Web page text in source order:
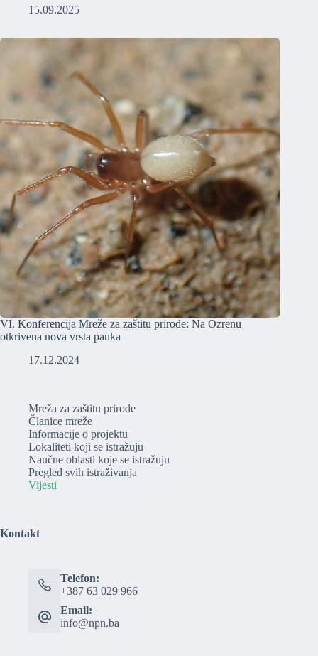
15.09.2025
VI. Konferencija Mreže za zaštitu prirode: Na Ozrenu
otkrivena nova vrsta pauka
17.12.2024
Mreža za zaštitu prirode
Članice mreže
Informacije o projektu
Lokaliteti koji se istražuju
Naučne oblasti koje se istražuju
Pregled svih istraživanja
Vijesti
Kontakt
Telefon:
+387 63 029 966
Email:
info@npn.ba